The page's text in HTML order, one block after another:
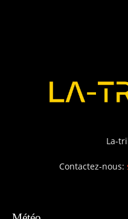
La-
Contactez-nous: